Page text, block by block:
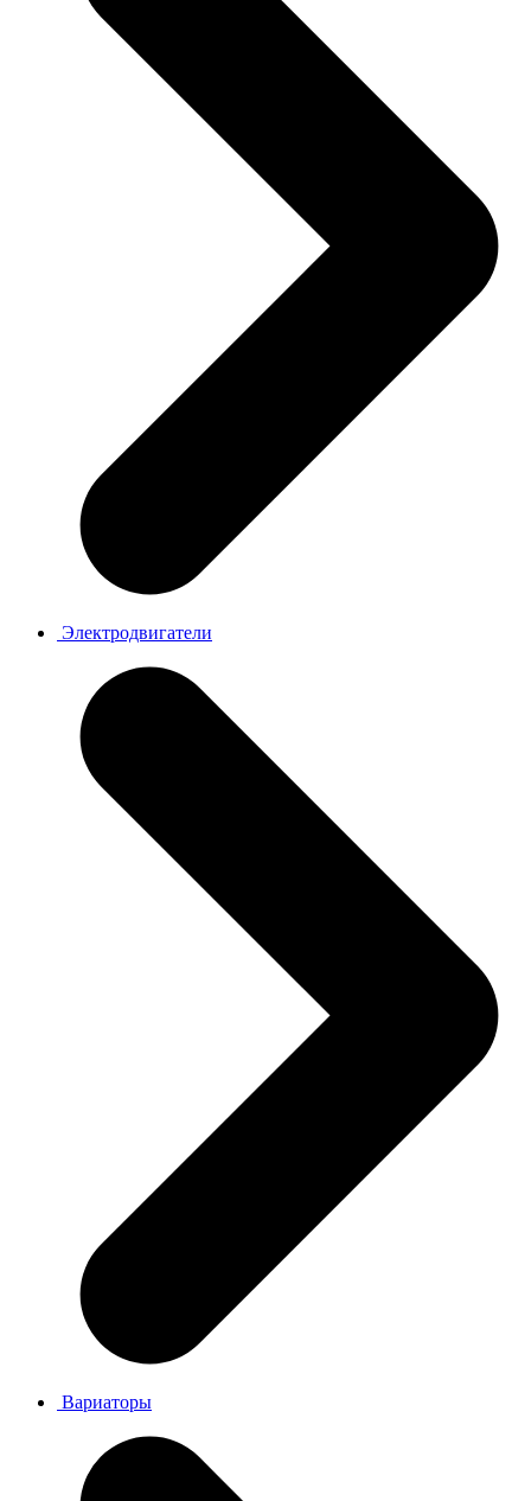
Электродвигатели
Вариаторы